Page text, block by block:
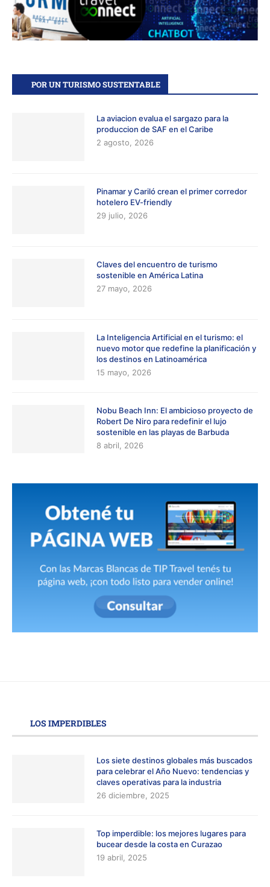
POR UN TURISMO SUSTENTABLE
La aviacion evalua el sargazo para la
produccion de SAF en el Caribe
2 agosto, 2026
Pinamar y Cariló crean el primer corredor
hotelero EV-friendly
29 julio, 2026
Claves del encuentro de turismo
sostenible en América Latina
27 mayo, 2026
La Inteligencia Artificial en el turismo: el
nuevo motor que redefine la planificación y
los destinos en Latinoamérica
15 mayo, 2026
Nobu Beach Inn: El ambicioso proyecto de
Robert De Niro para redefinir el lujo
sostenible en las playas de Barbuda
8 abril, 2026
LOS IMPERDIBLES
Los siete destinos globales más buscados
para celebrar el Año Nuevo: tendencias y
claves operativas para la industria
26 diciembre, 2025
Top imperdible: los mejores lugares para
bucear desde la costa en Curazao
19 abril, 2025